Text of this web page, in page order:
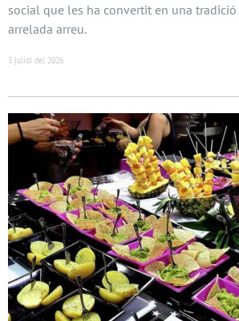
social que les ha convertit en una
arrelada arreu.
3 juliol del 2026